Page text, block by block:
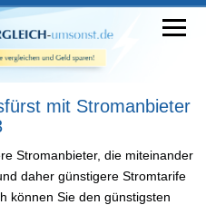
mit Stromanbieter
Stromanbieter, die miteinander
daher günstigere Stromtarife
können Sie den günstigsten